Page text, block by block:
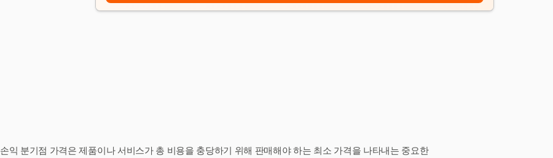
손익 분기점 가격은 제품이나 서비스가 총 비용을 충당하기 위해 판매해야 하는 최소 가격을 나타내는 중요한